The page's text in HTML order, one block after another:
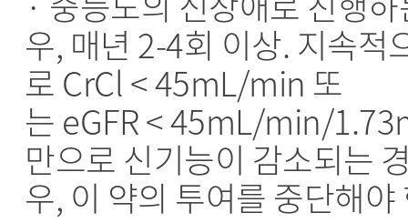
우, 매년 2-4회 이상. 지속적
로 CrCl < 45mL/min 또
는 eGFR < 45mL/min/
만으로 신기능이 감소되는
우, 이 약의 투여를 중단해야